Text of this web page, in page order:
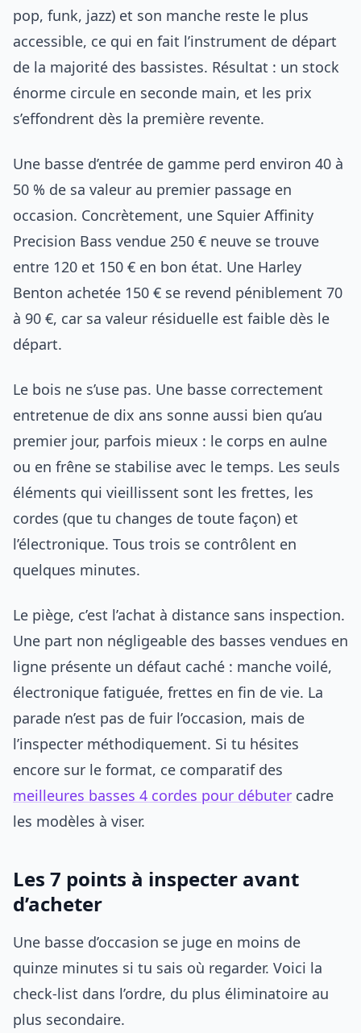
pop, funk, jazz) et son manche reste le plus
accessible, ce qui en fait l’instrument de départ
de la majorité des bassistes. Résultat : un stock
énorme circule en seconde main, et les prix
s’effondrent dès la première revente.
Une basse d’entrée de gamme perd environ 40 à
50 % de sa valeur au premier passage en
occasion. Concrètement, une Squier Affinity
Precision Bass vendue 250 € neuve se trouve
entre 120 et 150 € en bon état. Une Harley
Benton achetée 150 € se revend péniblement 70
à 90 €, car sa valeur résiduelle est faible dès le
départ.
Le bois ne s’use pas. Une basse correctement
entretenue de dix ans sonne aussi bien qu’au
premier jour, parfois mieux : le corps en aulne
ou en frêne se stabilise avec le temps. Les seuls
éléments qui vieillissent sont les frettes, les
cordes (que tu changes de toute façon) et
l’électronique. Tous trois se contrôlent en
quelques minutes.
Le piège, c’est l’achat à distance sans inspection.
Une part non négligeable des basses vendues en
ligne présente un défaut caché : manche voilé,
électronique fatiguée, frettes en fin de vie. La
parade n’est pas de fuir l’occasion, mais de
l’inspecter méthodiquement. Si tu hésites
encore sur le format, ce comparatif des
meilleures basses 4 cordes pour débuter cadre
les modèles à viser.
Les 7 points à inspecter avant
d’acheter
Une basse d’occasion se juge en moins de
quinze minutes si tu sais où regarder. Voici la
check-list dans l’ordre, du plus éliminatoire au
plus secondaire.